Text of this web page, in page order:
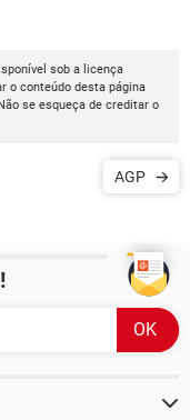
sob a licença
o conteúdo desta página
se esqueça de creditar o
AGP